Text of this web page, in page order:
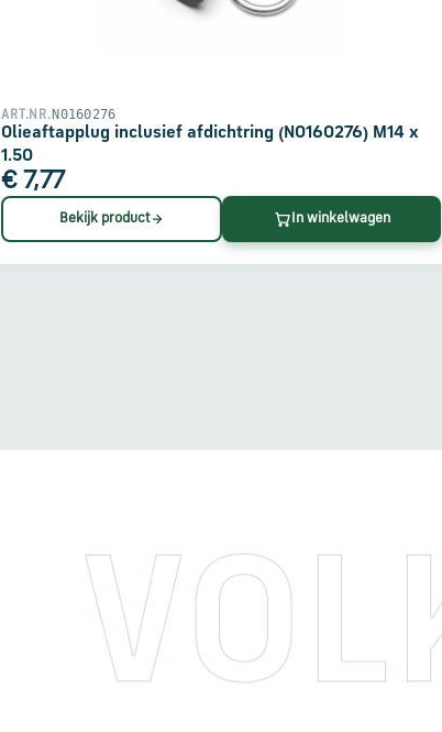
ART.NR. N0160276
Olieaftapplug inclusief afdichtring (N0160276) M14 x
1.50
€ 7,77
Bekijk product In winkelwagen